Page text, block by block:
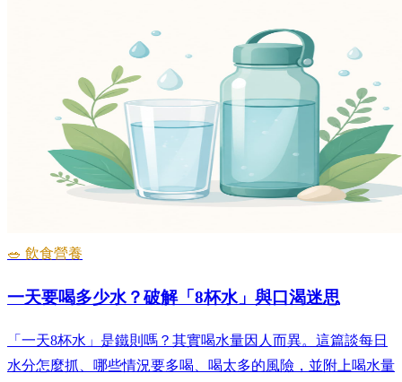
🥗 飲食營養
一天要喝多少水？破解「8杯水」與口渴迷思
「一天8杯水」是鐵則嗎？其實喝水量因人而異。這篇談每日
水分怎麼抓、哪些情況要多喝、喝太多的風險，並附上喝水量